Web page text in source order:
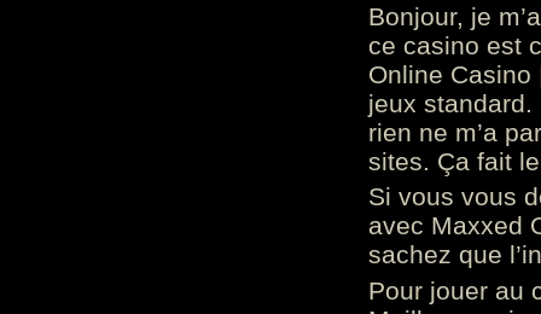
Bonjour, je
ce casino est
Online
jeux standard.
rien ne m’a
sites. Ça fait
Si vous vous
avec Maxxed
sachez que
Pour jouer au